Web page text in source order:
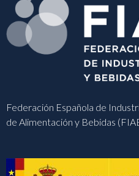
Federación Española de
de Alimentación y Bebidas